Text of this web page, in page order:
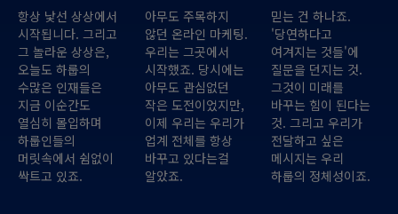
항상 낯선 상상에서
시작됩니다. 그리고
그 놀라운 상상은,
오늘도 하룹의
수많은 인재들은
지금 이순간도
열심히 몰입하며
하룹인들의
머릿속에서 쉼없이
싹트고 있죠.
아무도 주목하지
않던 온라인 마케팅.
우리는 그곳에서
시작했죠. 당시에는
아무도 관심없던
작은 도전이었지만,
이제 우리는 우리가
업계 전체를 항상
바꾸고 있다는걸
알았죠.
믿는 건 하나죠.
'당연하다고
여겨지는 것들'에
질문을 던지는 것.
그것이 미래를
바꾸는 힘이 된다는
것. 그리고 우리가
전달하고 싶은
메시지는 우리
하룹의 정체성이죠.